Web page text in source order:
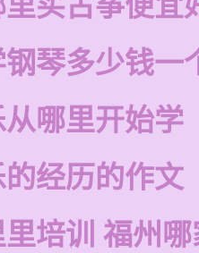
琴多少钱一
哪里开始学
经历的作文
培训 福州